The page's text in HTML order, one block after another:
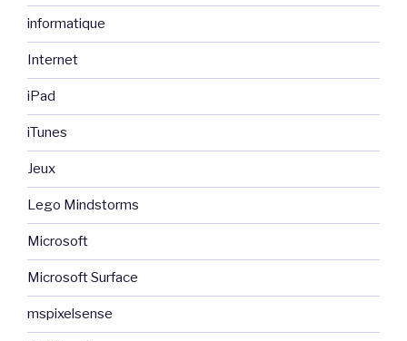
informatique
Internet
iPad
iTunes
Jeux
Lego Mindstorms
Microsoft
Microsoft Surface
mspixelsense